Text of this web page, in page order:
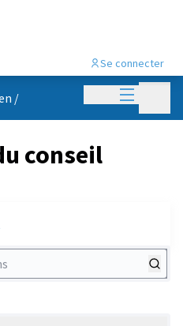
Menu
Se connecter
/
conseil